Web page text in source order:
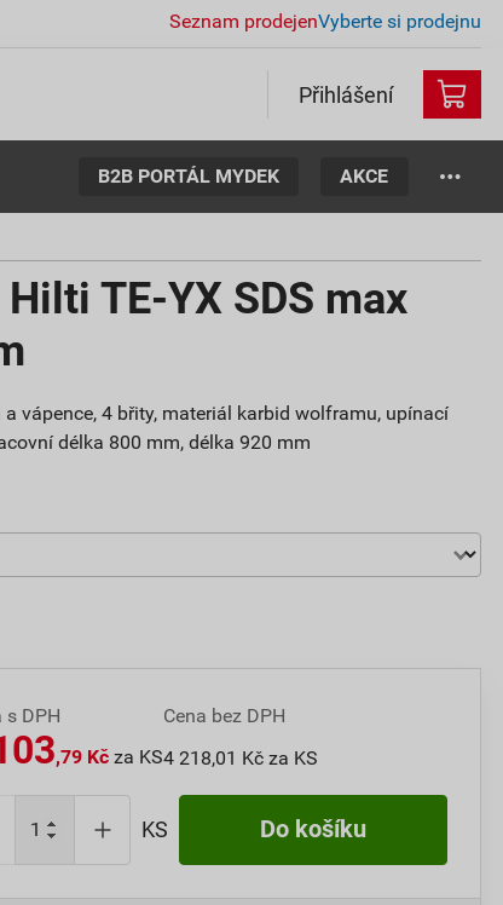
Seznam prodejenVyberte si prodejnu
Přihlášení
B2B PORTÁL MYDEK AKCE
TE-YX SDS max
vápence, 4 břity, materiál karbid wolframu, upínací
délka 800 mm, délka 920 mm
s DPH
,79 Kč za KS
Cena bez DPH
4 218,01 Kč za KS
KS Do košíku